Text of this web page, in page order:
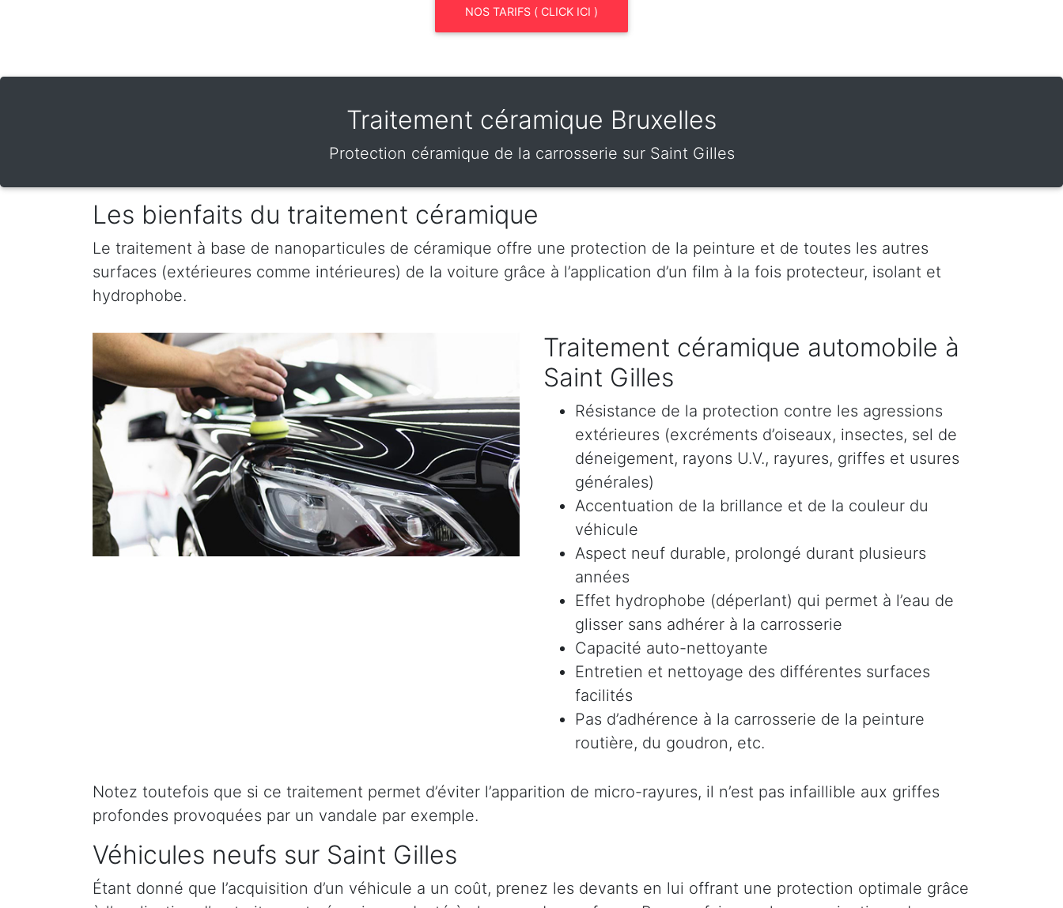
NOS TARIFS ( CLICK ICI )
Traitement céramique Bruxelles
Protection céramique de la carrosserie sur Saint Gilles
Les bienfaits du traitement céramique
Le traitement à base de nanoparticules de céramique offre une protection de la peinture et de toutes les autres
surfaces (extérieures comme intérieures) de la voiture grâce à l’application d’un film à la fois protecteur, isolant et
hydrophobe.
Traitement céramique automobile à
Saint Gilles
Résistance de la protection contre les agressions
extérieures (excréments d’oiseaux, insectes, sel de
déneigement, rayons U.V., rayures, griffes et usures
générales)
Accentuation de la brillance et de la couleur du
véhicule
Aspect neuf durable, prolongé durant plusieurs
années
Effet hydrophobe (déperlant) qui permet à l’eau de
glisser sans adhérer à la carrosserie
Capacité auto-nettoyante
Entretien et nettoyage des différentes surfaces
facilités
Pas d’adhérence à la carrosserie de la peinture
routière, du goudron, etc.
Notez toutefois que si ce traitement permet d’éviter l’apparition de micro-rayures, il n’est pas infaillible aux griffes
profondes provoquées par un vandale par exemple.
Véhicules neufs sur Saint Gilles
Étant donné que l’acquisition d’un véhicule a un coût, prenez les devants en lui offrant une protection optimale grâce